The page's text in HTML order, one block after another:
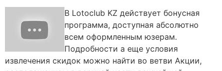
В Lotoclub KZ действует бонусная
программа, доступная абсолютно
всем оформленным юзерам.
Подробности а еще условия
извлечения скидок можно найти во ветви Акции,